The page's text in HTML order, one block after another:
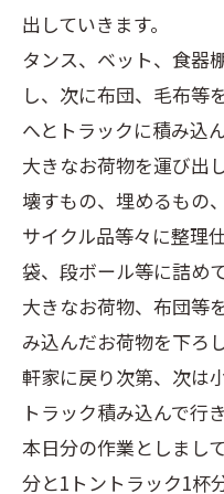
出していきます。
タンス、ベット、食器
し、次に布団、毛布等
へとトラックに積み込
大きなお荷物を運び出
壊すもの、埋めるもの
サイクル品等々に整理
袋、段ボール等に詰め
大きなお荷物、布団等
み込んだお荷物を下ろ
軒家に戻り次第、次は
トラック積み込んで行き
本日分の作業としまし
分と1トントラック1杯